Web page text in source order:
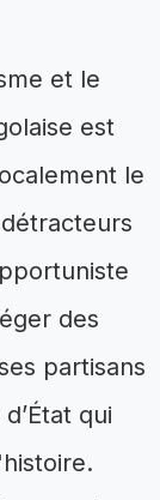
et le
est
le
des
partisans
qui